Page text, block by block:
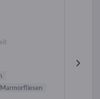
Marmorfliesen